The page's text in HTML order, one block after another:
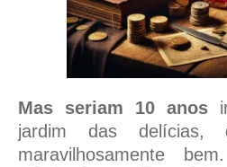
Mas seriam 10 anos
jardim das delícias,
maravilhosamente